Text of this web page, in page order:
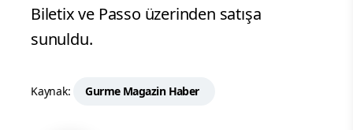
Biletix ve Passo üzerinden satışa
sunuldu.
Kaynak: Gurme Magazin Haber